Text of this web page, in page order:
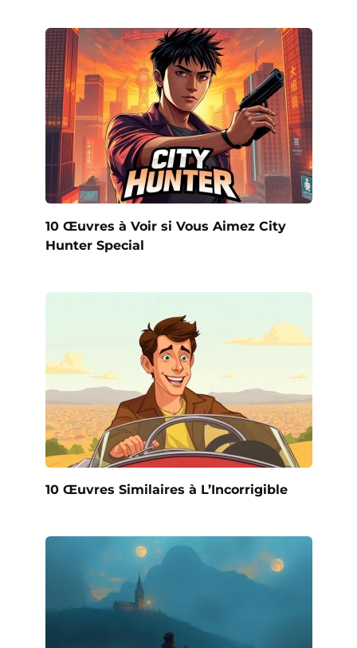
10 Œuvres à Voir si Vous Aimez City
Hunter Special
10 Œuvres Similaires à L’Incorrigible